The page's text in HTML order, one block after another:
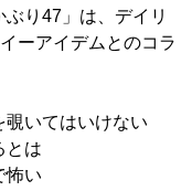
ぶり47 」は、デイリ
ーアイデムとのコラ
いてはいけない
とは
怖い